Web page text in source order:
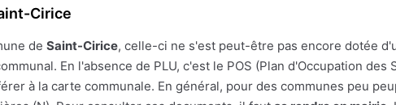
Cirice
de Saint-Cirice, celle-ci ne s'est peut-être pas encore dotée
En l'absence de PLU, c'est le POS (Plan d'Occupation
à la carte communale. En général, pour des communes peu